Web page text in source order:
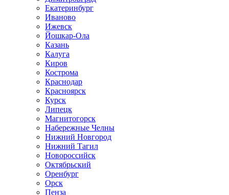
Екатеринбург
Иваново
Ижевск
Йошкар-Ола
Казань
Калуга
Киров
Кострома
Краснодар
Красноярск
Курск
Липецк
Магнитогорск
Набережные Челны
Нижний Новгород
Нижний Тагил
Новороссийск
Октябрьский
Оренбург
Орск
Пенза